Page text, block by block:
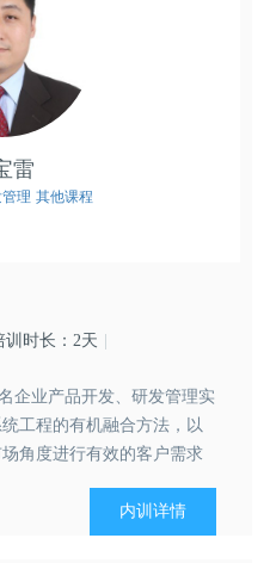
雷
理 其他课程
训时长：2天
企业产品开发、研发管理实
工程的有机融合方法，以
角度进行有效的客户需求
内训详情